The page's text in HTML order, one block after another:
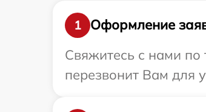
1
Оформление
Свяжитесь с нами по
перезвонит Вам для